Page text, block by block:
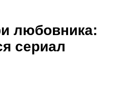
любовника:
сериал